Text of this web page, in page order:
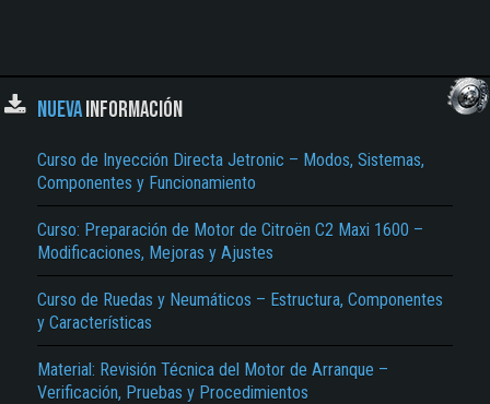
NUEVAINFORMACIÓN
Curso de Inyección Directa Jetronic – Modos, Sistemas,
Componentes y Funcionamiento
Curso: Preparación de Motor de Citroën C2 Maxi 1600 –
Modificaciones, Mejoras y Ajustes
Curso de Ruedas y Neumáticos – Estructura, Componentes
y Características
Material: Revisión Técnica del Motor de Arranque –
Verificación, Pruebas y Procedimientos